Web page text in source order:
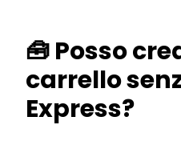
🧰 Posso
carrello
Express?